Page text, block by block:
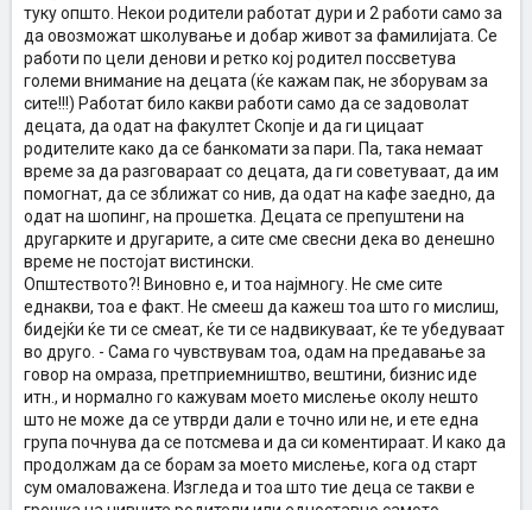
свеста на младите не ни излезе скроз од колосек
туку општо. Некои родители работат дури и 2 работи само за
да овозможат школување и добар живот за фамилијата. Се
работи по цели денови и ретко кој родител поссветува
големи внимание на децата (ќе кажам пак, не зборувам за
сите!!!) Работат било какви работи само да се задоволат
децата, да одат на факултет Скопје и да ги цицаат
родителите како да се банкомати за пари. Па, така немаат
време за да разговараат со децата, да ги советуваат, да им
помогнат, да се зближат со нив, да одат на кафе заедно, да
одат на шопинг, на прошетка. Децата се препуштени на
другарките и другарите, а сите сме свесни дека во денешно
време не постојат вистински.
Општеството?! Виновно е, и тоа најмногу. Не сме сите
еднакви, тоа е факт. Не смееш да кажеш тоа што го мислиш,
бидејќи ќе ти се смеат, ќе ти се надвикуваат, ќе те убедуваат
во друго. - Сама го чувствувам тоа, одам на предавање за
говор на омраза, претприемништво, вештини, бизнис иде
итн., и нормално го кажувам моето мислење околу нешто
што не може да се утврди дали е точно или не, и ете една
група почнува да се потсмева и да си коментираат. И како да
продолжам да се борам за моето мислење, кога од старт
сум омаловажена. Изгледа и тоа што тие деца се такви е